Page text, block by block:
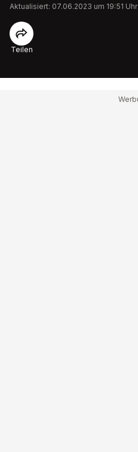
Aktualisiert: 07.06.2023 um 19:51 Uhr
Teilen